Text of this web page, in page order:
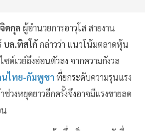
ดกุล ผู้อำนวยการอาวุโส สายงาน
บล.ทิสโก้กล่าวว่า แนวโน้มตลาดหุ้น
ด์เวย์ถึงอ่อนตัวลง จากความกังวล
ไทย-กัมพูชา ที่ยกระดับความรุนแรง
ช่วงหยุดยาวอีกครั้งจึงอาจมีแรงขายลด